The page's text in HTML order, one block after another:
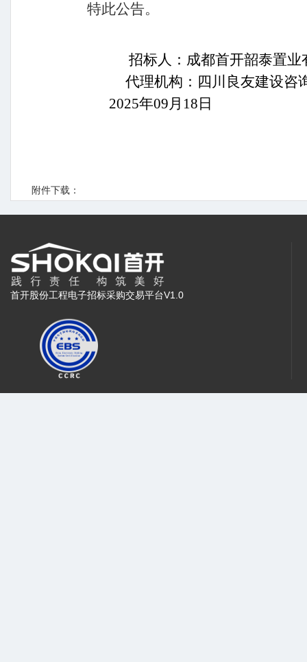
特此公告。
招标人： 成都首开韶泰置业
代理机构：四川良友建设咨
2025年09月 18 日
附件下载：
首开股份工程电子招标采购交易平台V1.0